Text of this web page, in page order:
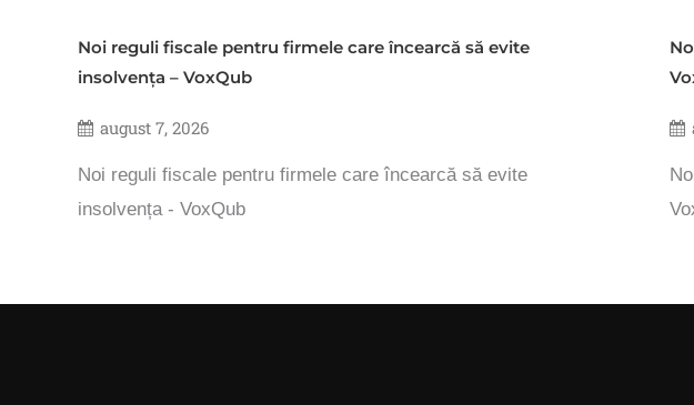
Noi reguli fiscale pentru firmele care încearcă să evite
insolvența – VoxQub
august 7, 2026
Noi reguli fiscale pentru firmele care încearcă să evite
insolvența - VoxQub